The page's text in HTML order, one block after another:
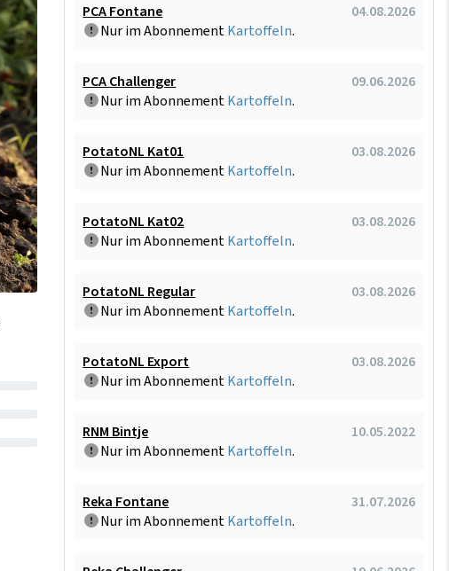
PCA Fontane
04.08.2026
Nur im AbonnementKartoffeln.
PCA Challenger
09.06.2026
Nur im AbonnementKartoffeln.
PotatoNL Kat01
03.08.2026
Nur im AbonnementKartoffeln.
PotatoNL Kat02
03.08.2026
Nur im AbonnementKartoffeln.
PotatoNL Regular
03.08.2026
Nur im AbonnementKartoffeln.
PotatoNL Export
03.08.2026
Nur im AbonnementKartoffeln.
RNM Bintje
10.05.2022
Nur im AbonnementKartoffeln.
Reka Fontane
31.07.2026
Nur im AbonnementKartoffeln.